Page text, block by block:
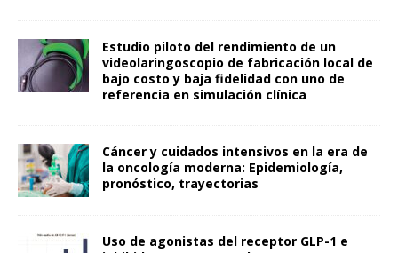
Estudio piloto del rendimiento de un
videolaringoscopio de fabricación local de
bajo costo y baja fidelidad con uno de
referencia en simulación clínica
Cáncer y cuidados intensivos en la era de
la oncología moderna: Epidemiología,
pronóstico, trayectorias
Uso de agonistas del receptor GLP-1 e